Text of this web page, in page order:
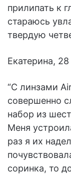
прилипать к
стараюсь
твердую
Екатерина,
“С линзами
совершенно
набор из
Меня
раз я их
соринка, то